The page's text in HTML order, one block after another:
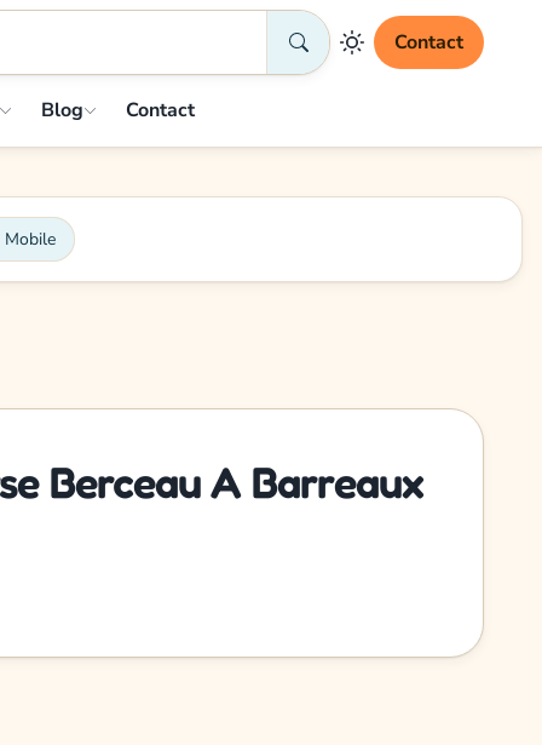
Contact
Blog Contact
Mobile
Berceau A Barreaux